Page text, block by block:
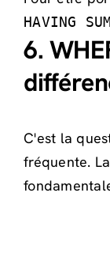
HAVING
6.
C'est la
fréquente.